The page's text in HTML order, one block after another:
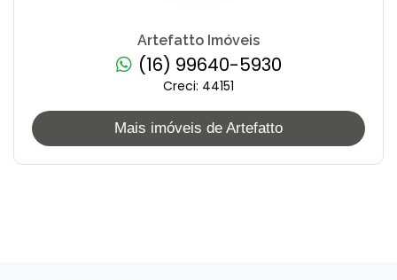
Artefatto Imóveis
(16) 99640-5930
Creci: 44151
Mais imóveis de Artefatto